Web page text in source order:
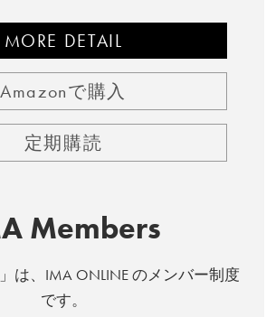
MORE DETAIL
Amazonで購入
定期購読
Members
」は、IMA ONLINE のメンバー制度
です。